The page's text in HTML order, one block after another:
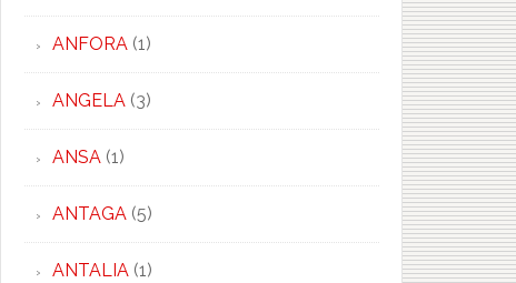
ANFORA(1)
ANGELA(3)
ANSA(1)
ANTAGA(5)
ANTALIA(1)